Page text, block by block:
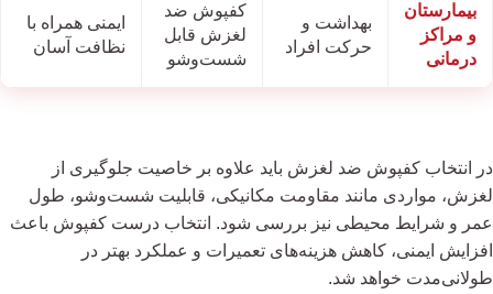
بیمارستان
و مراکز
درمانی
بهداشت و
حرکت افراد
کفپوش ضد
لغزش قابل
شست‌وشو
ایمنی همراه با
نظافت آسان
در انتخاب کفپوش ضد لغزش باید علاوه بر خاصیت جلوگیری از
لغزش، مواردی مانند مقاومت مکانیکی، قابلیت شست‌وشو، طول
عمر و شرایط محیطی نیز بررسی شود. انتخاب درست کفپوش باعث
افزایش ایمنی، کاهش هزینه‌های تعمیرات و عملکرد بهتر در
طولانی‌مدت خواهد شد.